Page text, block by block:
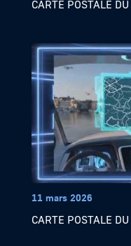
CARTE POSTALE
11 mars 2026
CARTE POSTALE